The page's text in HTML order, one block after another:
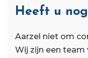
Heeft u
Aarzel niet om
Wij zijn een team